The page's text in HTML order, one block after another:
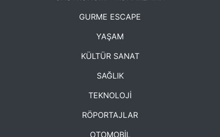
GURME ESCAPE
YAŞAM
KÜLTÜR SANAT
SAĞLIK
TEKNOLOJİ
RÖPORTAJLAR
OTOMOBİL